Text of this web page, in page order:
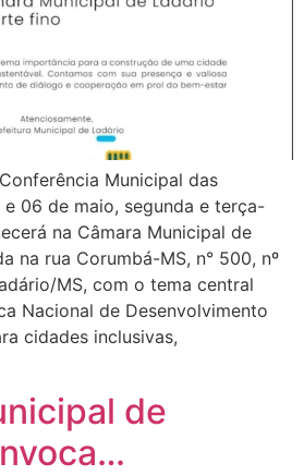
Municipal das
06 de maio, segunda e terça-
na Câmara Municipal de
na rua Corumbá-MS, n° 500, nº
MS, com o tema central
Nacional de Desenvolvimento
cidades inclusivas,
de